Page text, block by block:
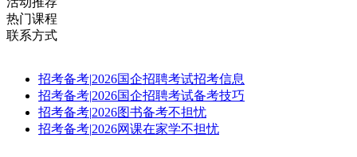
热门课程
联系方式
招考备考|2026国企招聘考试招考信息
招考备考|2026国企招聘考试备考技巧
招考备考|2026图书备考不担忧
招考备考|2026网课在家学不担忧